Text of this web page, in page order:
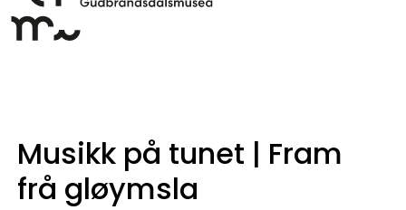
Musikk på tunet | Fram
frå gløymsla